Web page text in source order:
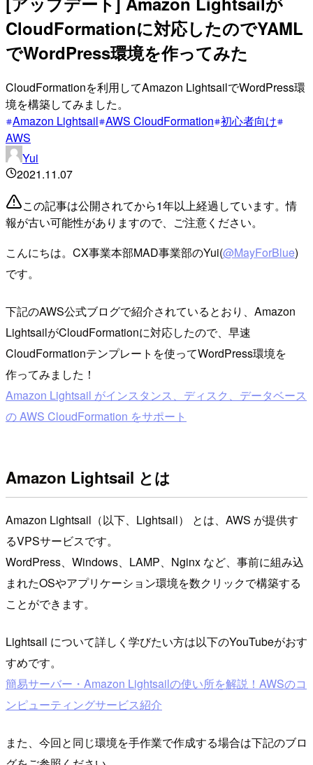
CloudFormationに対応したのでYAML
でWordPress環境を作ってみた
CloudFormationを利用してAmazon LightsailでWordPress環
境を構築してみました。
Amazon Lightsail AWS CloudFormation 初心者向け
AWS
Yui
2021.11.07
この記事は公開されてから1年以上経過しています。情
報が古い可能性がありますので、ご注意ください。
こんにちは。CX事業本部MAD事業部のYui(@MayForBlue)
です。
下記のAWS公式ブログで紹介されているとおり、Amazon
LightsailがCloudFormationに対応したので、早速
CloudFormationテンプレートを使ってWordPress環境を
作ってみました！
Amazon Lightsail がインスタンス、ディスク、データベース
の AWS CloudFormation をサポート
Amazon Lightsail とは
Amazon Lightsail（以下、Lightsail） とは、AWS が提供す
るVPSサービスです。
WordPress、Windows、LAMP、Nginx など、事前に組み込
まれたOSやアプリケーション環境を数クリックで構築する
ことができます。
Lightsail について詳しく学びたい方は以下のYouTubeがおす
すめです。
簡易サーバー・Amazon Lightsailの使い所を解説！AWSのコ
ンピューティングサービス紹介
また、今回と同じ環境を手作業で作成する場合は下記のブロ